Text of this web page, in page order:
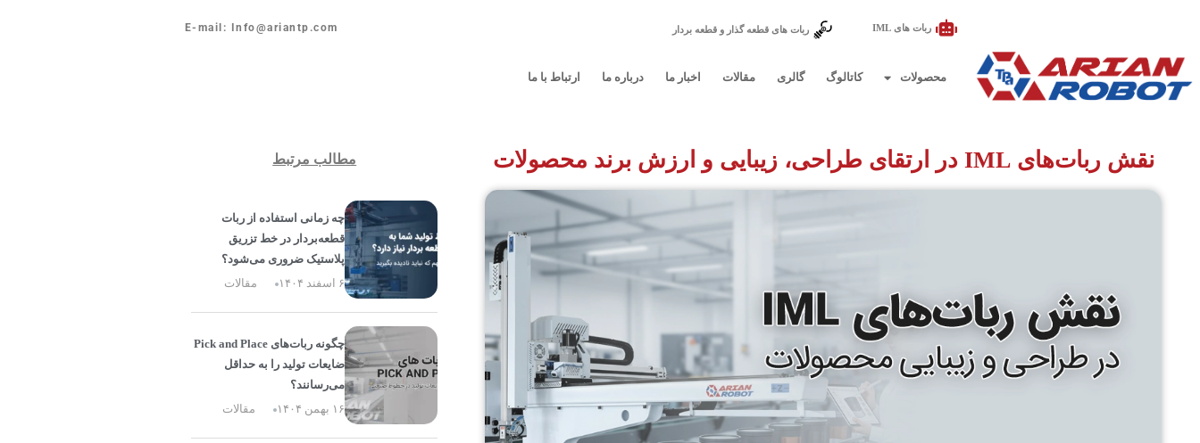
ربات های IML ربات های قطعه گذار و قطعه بردار E-mail: Info@ariantp.com
محصولات کاتالوگ گالری مقالات اخبار ما درباره ما ارتباط با ما
نقش ربات‌های IML در ارتقای طراحی، زیبایی و ارزش برند محصولات مطالب مرتبط
چه زمانی استفاده از ربات
قطعه‌بردار در خط تزریق
پلاستیک ضروری می‌شود؟
۶ اسفند ۱۴۰۴
مقالات
چگونه ربات‌های Pick and Place
ضایعات تولید را به حداقل
می‌رسانند؟
۱۶ بهمن ۱۴۰۴
مقالات